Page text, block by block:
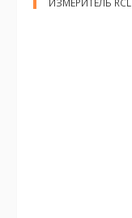
ИЗМЕРИТЕЛЬ RCL